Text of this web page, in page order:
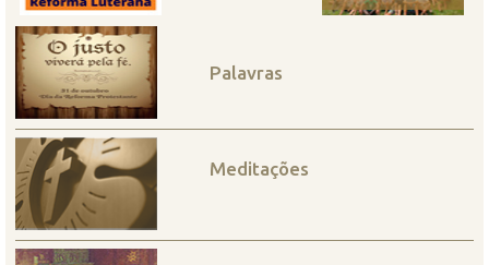
Palavras
Meditações